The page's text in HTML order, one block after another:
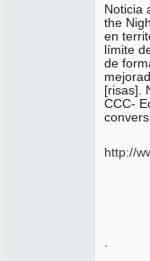
Noticia
the
en
límite
de
[risas].
CCC-
http://